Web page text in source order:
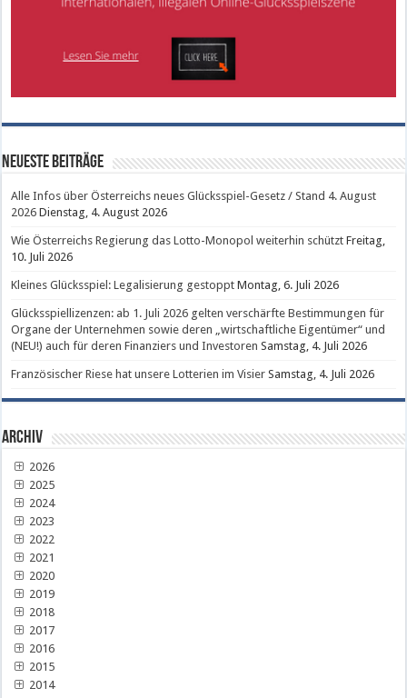
Neueste Beiträge
Alle Infos über Österreichs neues Glücksspiel-Gesetz / Stand 4. August
2026 Dienstag, 4. August 2026
Wie Österreichs Regierung das Lotto-Monopol weiterhin schützt Freitag,
10. Juli 2026
Kleines Glücksspiel: Legalisierung gestoppt Montag, 6. Juli 2026
Glücksspiellizenzen: ab 1. Juli 2026 gelten verschärfte Bestimmungen für
Organe der Unternehmen sowie deren „wirtschaftliche Eigentümer“ und
(NEU!) auch für deren Finanziers und Investoren Samstag, 4. Juli 2026
Französischer Riese hat unsere Lotterien im Visier Samstag, 4. Juli 2026
Archiv
2026
2025
2024
2023
2022
2021
2020
2019
2018
2017
2016
2015
2014